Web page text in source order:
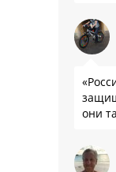
что
они